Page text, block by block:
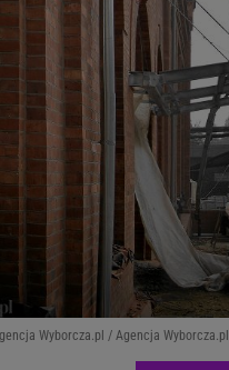
Wyborcza.pl / Agencja Wyborcza.pl